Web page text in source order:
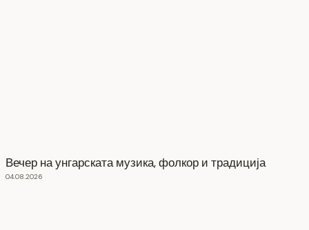
Вечер на унгарската музика, фолкор и традиција
04.08.2026